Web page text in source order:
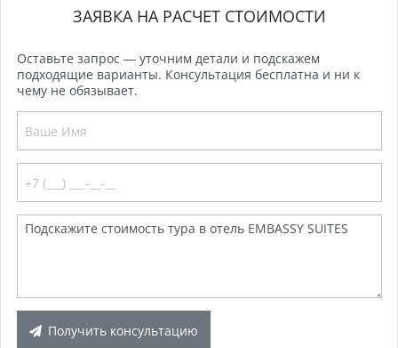
ЗАЯВКА НА РАСЧЕТ СТОИМОСТИ
Оставьте запрос — уточним детали и подскажем
подходящие варианты. Консультация бесплатна и ни к
чему не обязывает.
Получить консультацию